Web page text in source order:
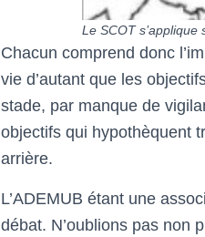
Le SCOT s’applique
Chacun comprend donc
vie d’autant que les
stade, par manque de
objectifs qui hypothèquent
arrière.
L’ADEMUB étant une
débat. N’oublions pas non